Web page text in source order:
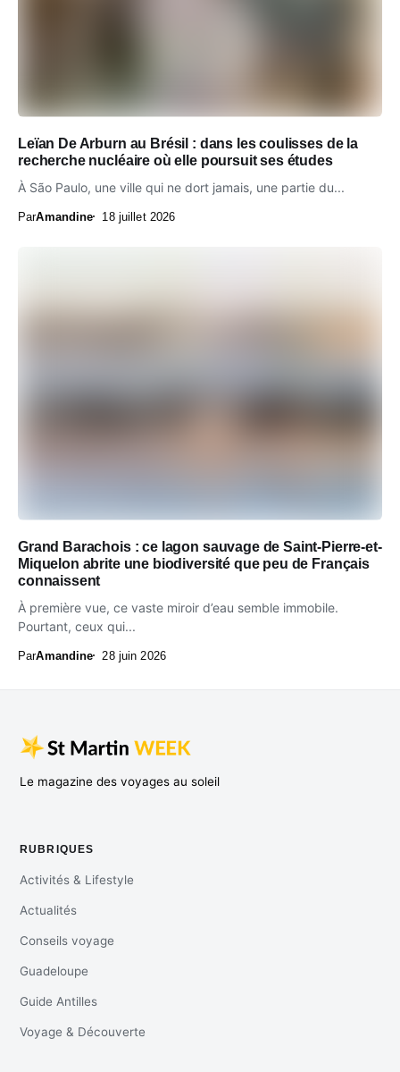
Leïan De Arburn au Brésil : dans les coulisses de la
recherche nucléaire où elle poursuit ses études
À São Paulo, une ville qui ne dort jamais, une partie du...
ParAmandine 18 juillet 2026
Grand Barachois : ce lagon sauvage de Saint-Pierre-et-
Miquelon abrite une biodiversité que peu de Français
connaissent
À première vue, ce vaste miroir d’eau semble immobile.
Pourtant, ceux qui...
ParAmandine 28 juin 2026
Le magazine des voyages au soleil
RUBRIQUES
Activités & Lifestyle
Actualités
Conseils voyage
Guadeloupe
Guide Antilles
Voyage & Découverte